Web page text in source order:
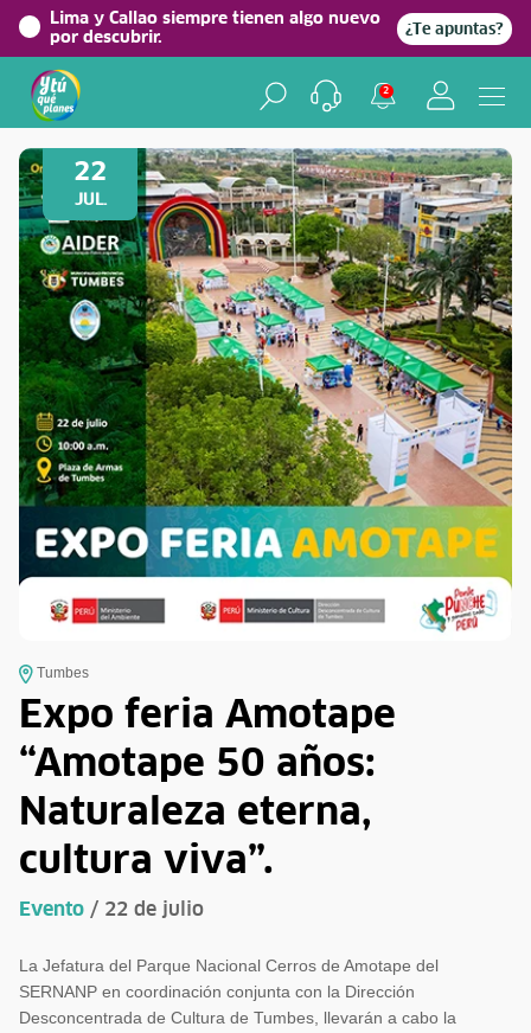
Lima y Callao siempre tienen algo nuevo
por descubrir.
¿Te apuntas?
2
Volver a Festividades
22
JUL.
Tumbes
Expo feria Amotape
“Amotape 50 años:
Naturaleza eterna,
cultura viva”.
Evento / 22 de julio
La Jefatura del Parque Nacional Cerros de Amotape del
SERNANP en coordinación conjunta con la Dirección
Desconcentrada de Cultura de Tumbes, llevarán a cabo la